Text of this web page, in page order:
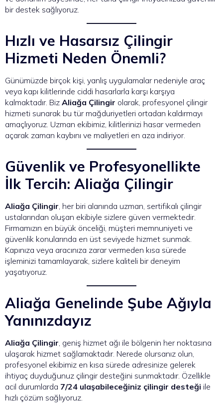
bir destek sağlıyoruz.
Hızlı ve Hasarsız Çilingir
Hizmeti Neden Önemli?
Günümüzde birçok kişi, yanlış uygulamalar nedeniyle araç
veya kapı kilitlerinde ciddi hasarlarla karşı karşıya
kalmaktadır. Biz Aliağa Çilingir olarak, profesyonel çilingir
hizmeti sunarak bu tür mağduriyetleri ortadan kaldırmayı
amaçlıyoruz. Uzman ekibimiz, kilitlerinizi hasar vermeden
açarak zaman kaybını ve maliyetleri en aza indiriyor.
Güvenlik ve Profesyonellikte
İlk Tercih: Aliağa Çilingir
Aliağa Çilingir , her biri alanında uzman, sertifikalı çilingir
ustalarından oluşan ekibiyle sizlere güven vermektedir.
Firmamızın en büyük önceliği, müşteri memnuniyeti ve
güvenlik konularında en üst seviyede hizmet sunmak.
Kapınıza veya aracınıza zarar vermeden kısa sürede
işleminizi tamamlayarak, sizlere kaliteli bir deneyim
yaşatıyoruz.
Aliağa Genelinde Şube Ağıyla
Yanınızdayız
Aliağa Çilingir , geniş hizmet ağı ile bölgenin her noktasına
ulaşarak hizmet sağlamaktadır. Nerede olursanız olun,
profesyonel ekibimiz en kısa sürede adresinize gelerek
ihtiyaç duyduğunuz çilingir desteğini sunmaktadır. Özellikle
acil durumlarda 7/24 ulaşabileceğiniz çilingir desteği ile
hızlı çözüm sağlıyoruz.